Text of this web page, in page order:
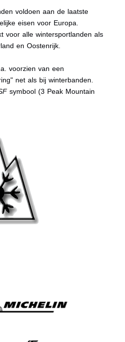
voldoen aan de laatste
eisen voor Europa.
voor alle wintersportlanden als
en Oostenrijk.
voorzien van een
net als bij winterbanden.
symbool (3 Peak Mountain